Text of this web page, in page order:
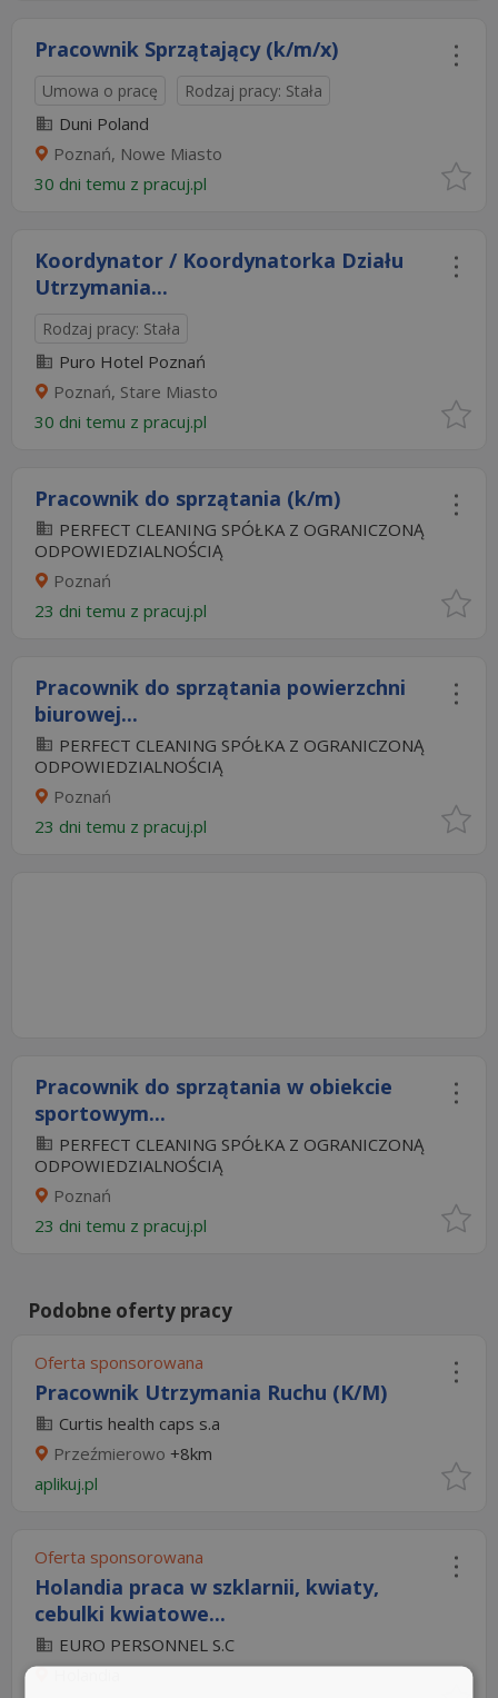
Pracownik Sprzątający (k/m/x)
Umowa o pracę Rodzaj pracy: Stała
Duni Poland
Poznań, Nowe Miasto
30 dni temu z pracuj.pl
Koordynator / Koordynatorka Działu
Utrzymania...
Rodzaj pracy: Stała
Puro Hotel Poznań
Poznań, Stare Miasto
30 dni temu z pracuj.pl
Pracownik do sprzątania (k/m)
PERFECT CLEANING SPÓŁKA Z OGRANICZONĄ
ODPOWIEDZIALNOŚCIĄ
Poznań
23 dni temu z pracuj.pl
Pracownik do sprzątania powierzchni
biurowej...
PERFECT CLEANING SPÓŁKA Z OGRANICZONĄ
ODPOWIEDZIALNOŚCIĄ
Poznań
23 dni temu z pracuj.pl
Pracownik do sprzątania w obiekcie
sportowym...
PERFECT CLEANING SPÓŁKA Z OGRANICZONĄ
ODPOWIEDZIALNOŚCIĄ
Poznań
23 dni temu z pracuj.pl
Podobne oferty pracy
Oferta sponsorowana
Pracownik Utrzymania Ruchu (K/M)
Curtis health caps s.a
Przeźmierowo +8km
aplikuj.pl
Oferta sponsorowana
Holandia praca w szklarnii, kwiaty,
cebulki kwiatowe...
EURO PERSONNEL S.C